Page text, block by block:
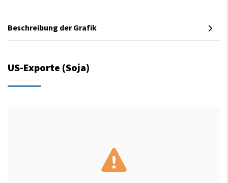
Beschreibung der Grafik
US-Exporte (Soja)